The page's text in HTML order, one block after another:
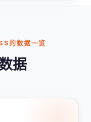
的数据一览
据